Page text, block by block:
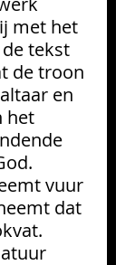
met het
tekst
de troon
en
het
vuur
dat